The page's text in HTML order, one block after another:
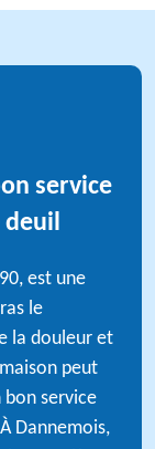
service
deuil
est une
le
la douleur et
peut
service
Dannemois,